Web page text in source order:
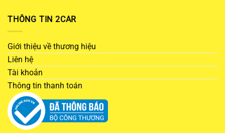
THÔNG TIN 2CAR
Giới thiệu về thương hiệu
Liên hệ
Tài khoản
Thông tin thanh toán